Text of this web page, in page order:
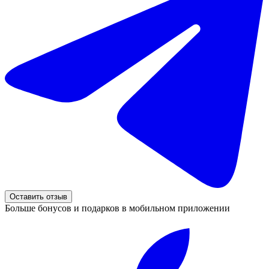
Оставить отзыв
Больше бонусов и подарков в мобильном приложении